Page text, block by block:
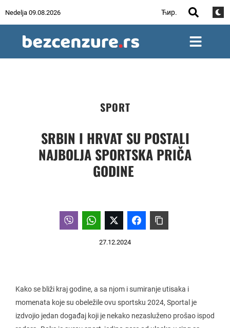
Nedelja 09.08.2026 Ћир.
SPORT
SRBIN I HRVAT SU POSTALI
NAJBOLJA SPORTSKA PRIČA
GODINE
27.12.2024
Kako se bliži kraj godine, a sa njom i sumiranje utisaka i
momenata koje su obeležile ovu sportsku 2024, Sportal je
izdvojio jedan događaj koji je nekako nezasluženo prošao ispod